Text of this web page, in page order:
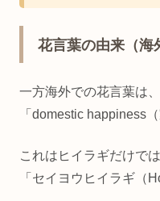
花言葉の由来（海
一方海外での花言葉は
「domestic happiness
これはヒイラギだけで
「セイヨウヒイラギ（